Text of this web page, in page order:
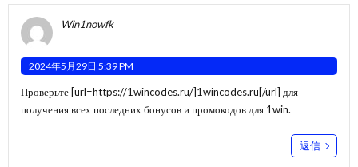
Win1nowfk
2024年5月29日 5:39 PM
Проверьте [url=https://1wincodes.ru/]1wincodes.ru[/url] для
получения всех последних бонусов и промокодов для 1win.
返信